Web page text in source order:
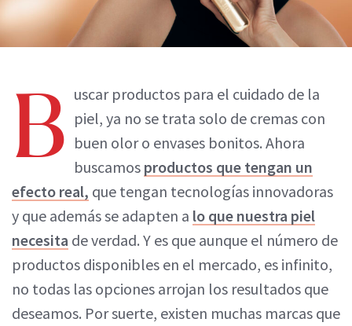
B uscar productos para el cuidado de la
piel, ya no se trata solo de cremas con
buen olor o envases bonitos. Ahora
buscamos productos que tengan un
efecto real, que tengan tecnologías innovadoras
y que además se adapten a lo que nuestra piel
necesita de verdad. Y es que aunque el número de
productos disponibles en el mercado, es infinito,
no todas las opciones arrojan los resultados que
deseamos. Por suerte, existen muchas marcas que